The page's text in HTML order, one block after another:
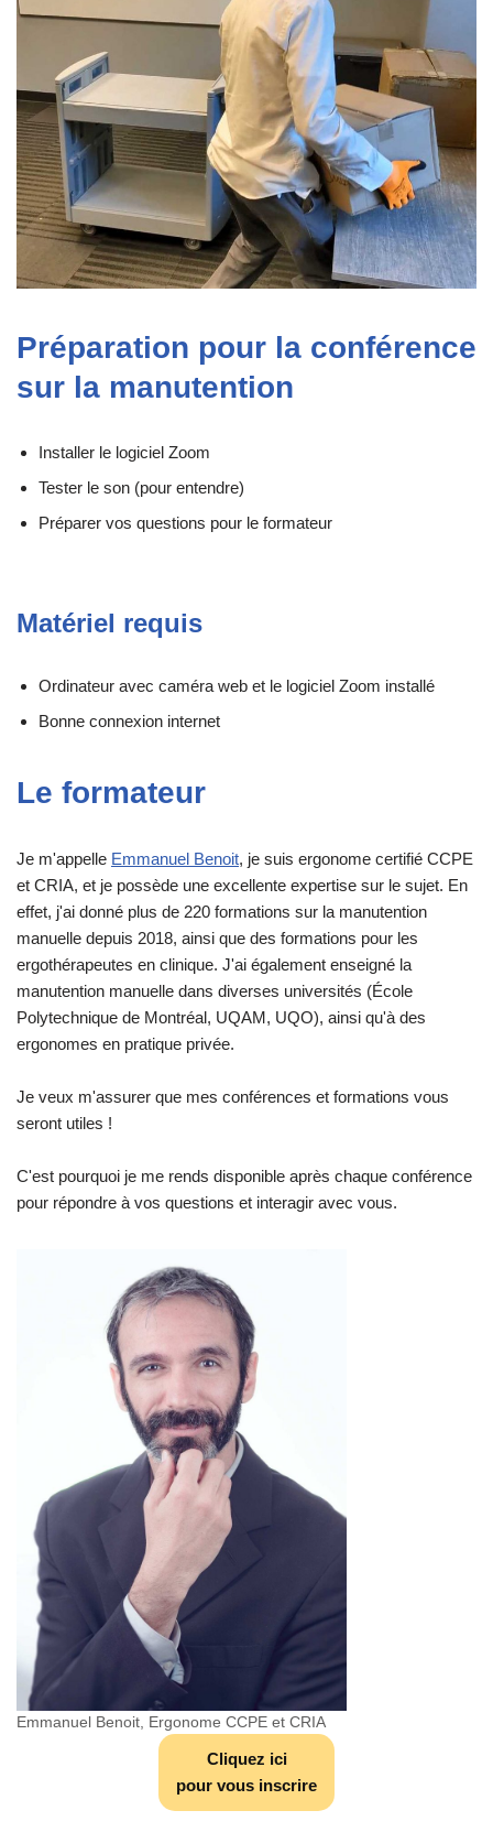
Préparation pour la conférence
sur la manutention
Installer le logiciel Zoom
Tester le son (pour entendre)
Préparer vos questions pour le formateur
Matériel requis
Ordinateur avec caméra web et le logiciel Zoom installé
Bonne connexion internet
Le formateur
Je m'appelle Emmanuel Benoit, je suis ergonome certifié CCPE
et CRIA, et je possède une excellente expertise sur le sujet. En
effet, j'ai donné plus de 220 formations sur la manutention
manuelle depuis 2018, ainsi que des formations pour les
ergothérapeutes en clinique. J'ai également enseigné la
manutention manuelle dans diverses universités (École
Polytechnique de Montréal, UQAM, UQO), ainsi qu'à des
ergonomes en pratique privée.
Je veux m'assurer que mes conférences et formations vous
seront utiles !
C'est pourquoi je me rends disponible après chaque conférence
pour répondre à vos questions et interagir avec vous.
Emmanuel Benoit, Ergonome CCPE et CRIA
Cliquez ici
pour vous inscrire